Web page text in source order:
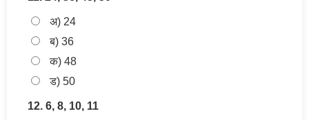
अ) 24
ब) 36
क) 48
ड) 50
12. 6, 8, 10, 11